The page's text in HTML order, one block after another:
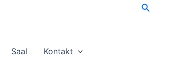
Suchen
Saal Kontakt